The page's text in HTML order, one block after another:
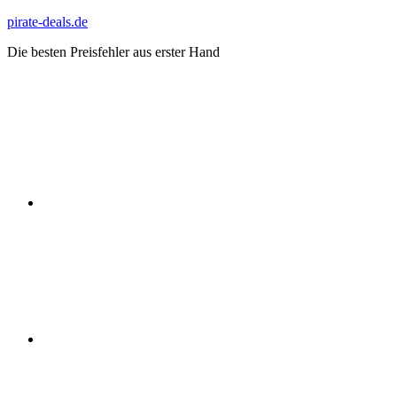
Zum
springen
pirate-deals.de
Die besten Preisfehler aus erster Hand